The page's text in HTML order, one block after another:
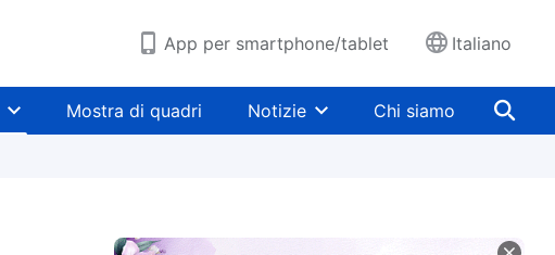
App per smartphone/tablet Italiano
Mostra di quadri Notizie Chi siamo